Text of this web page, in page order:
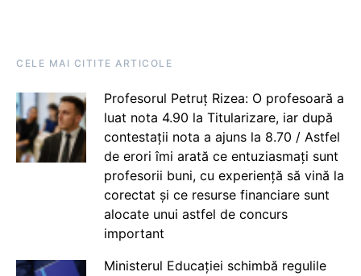
CELE MAI CITITE ARTICOLE
Profesorul Petruț Rizea: O profesoară a
luat nota 4.90 la Titularizare, iar după
contestații nota a ajuns la 8.70 / Astfel
de erori îmi arată ce entuziasmați sunt
profesorii buni, cu experiență să vină la
corectat și ce resurse financiare sunt
alocate unui astfel de concurs
important
Ministerul Educației schimbă regulile